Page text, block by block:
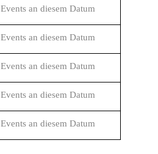
an diesem Datum
an diesem Datum
an diesem Datum
an diesem Datum
an diesem Datum